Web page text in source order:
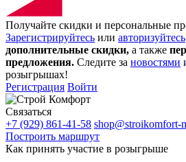
Получайте скидки и персональные
Зарегистрируйтесь или авторизуйтесь
дополнительные скидки, а также
предложения. Следите за новостями
розыгрышах!
Регистрация Войти
Связаться
+7 (929) 861-41-58 shop@stroikomfort-
Построить маршрут
Как принять участие в розыгрыше